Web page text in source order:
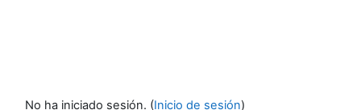
No ha iniciado sesión. (Inicio de sesión)